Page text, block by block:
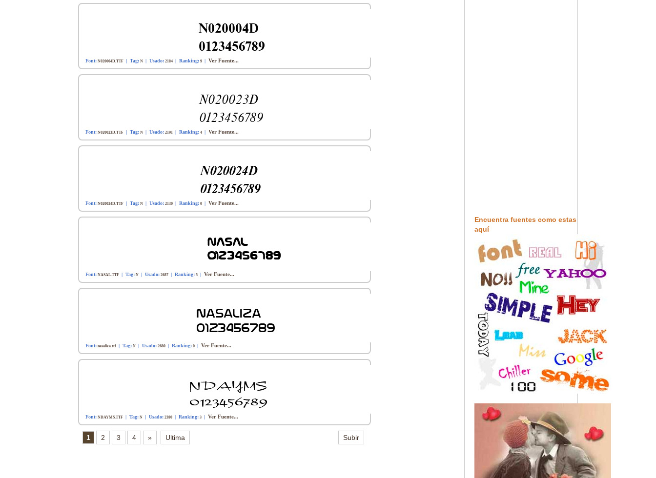
Font: N020004D.TTF | Tag: N | Usado: 2184 | Ranking: 9 | Ver Fuente...
Font: N020023D.TTF | Tag: N | Usado: 2191 | Ranking: 4 | Ver Fuente...
Font: N020024D.TTF | Tag: N | Usado: 2130 | Ranking: 0 | Ver Fuente...
Font: NASAL.TTF | Tag: N | Usado: 2687 | Ranking: 5 | Ver Fuente...
Font: nasaliza.ttf | Tag: N | Usado: 2680 | Ranking: 0 | Ver Fuente...
Font: NDAYMS.TTF | Tag: N | Usado: 2380 | Ranking: 3 | Ver Fuente...
1 2 3 4 » Ultima Subir
Encuentra fuentes como estas
aquí